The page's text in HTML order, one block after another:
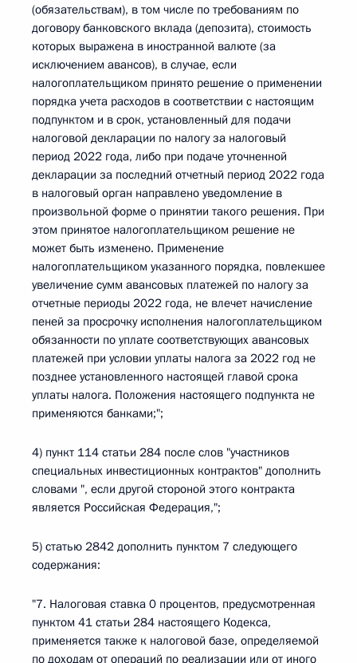
(обязательствам), в том числе по требованиям по
договору банковского вклада (депозита), стоимость
которых выражена в иностранной валюте (за
исключением авансов), в случае, если
налогоплательщиком принято решение о применении
порядка учета расходов в соответствии с настоящим
подпунктом и в срок, установленный для подачи
налоговой декларации по налогу за налоговый
период 2022 года, либо при подаче уточненной
декларации за последний отчетный период 2022 года
в налоговый орган направлено уведомление в
произвольной форме о принятии такого решения. При
этом принятое налогоплательщиком решение не
может быть изменено. Применение
налогоплательщиком указанного порядка, повлекшее
увеличение сумм авансовых платежей по налогу за
отчетные периоды 2022 года, не влечет начисление
пеней за просрочку исполнения налогоплательщиком
обязанности по уплате соответствующих авансовых
платежей при условии уплаты налога за 2022 год не
позднее установленного настоящей главой срока
уплаты налога. Положения настоящего подпункта не
применяются банками;";
4) пункт 114 статьи 284 после слов "участников
специальных инвестиционных контрактов" дополнить
словами ", если другой стороной этого контракта
является Российская Федерация,";
5) статью 2842 дополнить пунктом 7 следующего
содержания:
"7. Налоговая ставка 0 процентов, предусмотренная
пунктом 41 статьи 284 настоящего Кодекса,
применяется также к налоговой базе, определяемой
по доходам от операций по реализации или от иного